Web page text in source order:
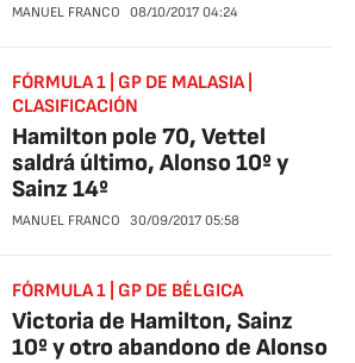
MANUEL FRANCO 08/10/2017 04:24
FÓRMULA 1 | GP DE MALASIA |
CLASIFICACIÓN
Hamilton pole 70, Vettel
saldrá último, Alonso 10º y
Sainz 14º
MANUEL FRANCO 30/09/2017 05:58
FÓRMULA 1 | GP DE BÉLGICA
Victoria de Hamilton, Sainz
10º y otro abandono de Alonso